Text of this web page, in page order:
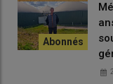
Le montant du crédit
agricole.